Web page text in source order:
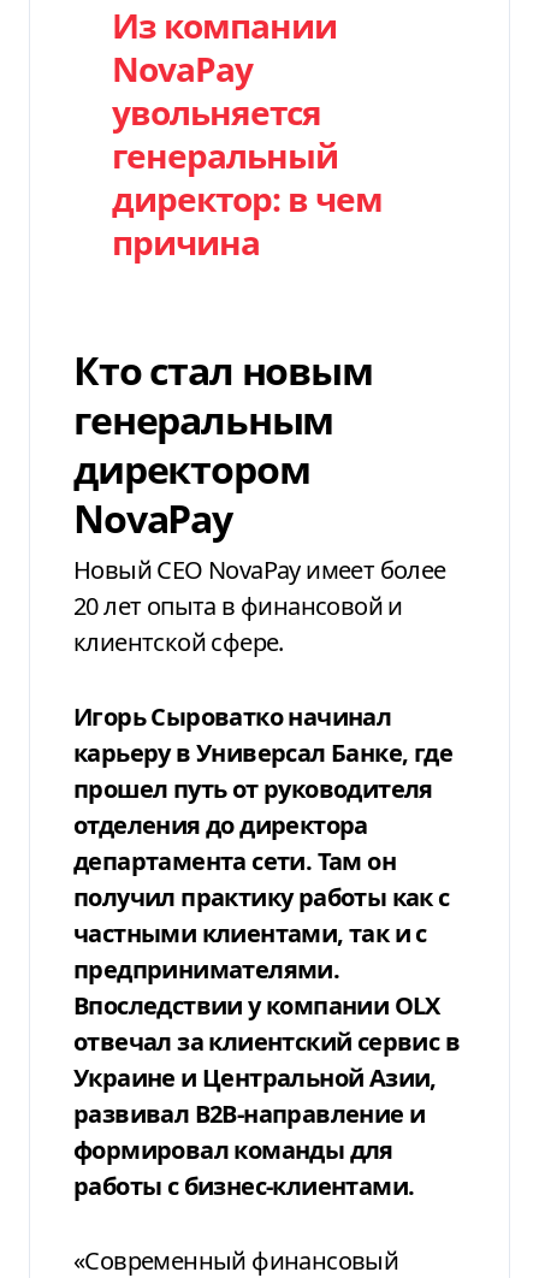
Из компании
NovaPay
увольняется
генеральный
директор: в чем
причина
Кто стал новым
генеральным
директором
NovaPay
Новый CEO NovaPay имеет более
20 лет опыта в финансовой и
клиентской сфере.
Игорь Сыроватко начинал
карьеру в Универсал Банке, где
прошел путь от руководителя
отделения до директора
департамента сети. Там он
получил практику работы как с
частными клиентами, так и с
предпринимателями.
Впоследствии у компании OLX
отвечал за клиентский сервис в
Украине и Центральной Азии,
развивал B2B-направление и
формировал команды для
работы с бизнес-клиентами.
«Современный финансовый